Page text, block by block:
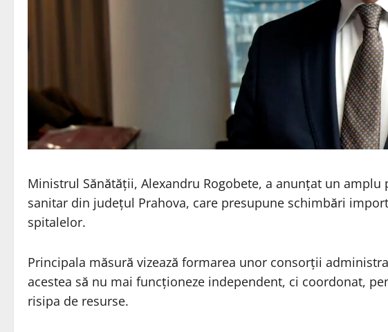
Ministrul Sănătății, Alexandru Rogobete, a anunțat un amplu
sanitar din județul Prahova, care presupune schimbări
spitalelor.
Principala măsură vizează formarea unor consorții
acestea să nu mai funcționeze independent, ci coordonat,
risipa de resurse.